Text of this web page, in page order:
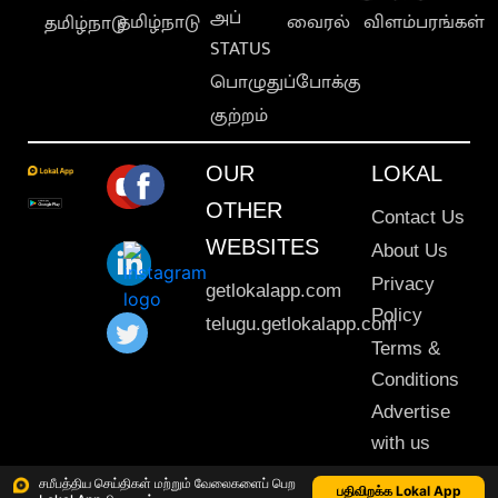
சமீபத்திய செய்திகள் மற்றும் வேலைகளைப் பெற
பதிவிறக்க Lokal App
தமிழ்நாடுதமிழ்நாடு அப்
STATUS
பொழுதுப்போக்கு
குற்றம்
வைரல் விளம்பரங்கள்
OUR
OTHER
WEBSITES
getlokalapp.com
telugu.getlokalapp.com
LOKAL
Contact Us
About Us
Privacy
Policy
Terms &
Conditions
Advertise
with us
Sitemap
This material may not be published, transmitted, rewritten or redistributed. © 2020 Lokal App. All rights reserved.